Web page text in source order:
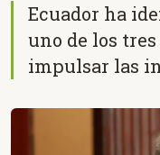
Ecuador ha
uno de los
impulsar las